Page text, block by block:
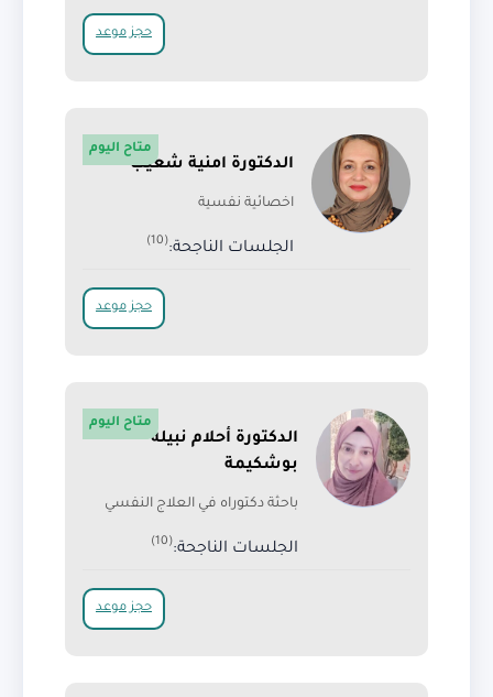
حجز موعد
الدكتورة امنية شعيب
اخصائية نفسية
الجلسات الناجحة:(10)
متاح اليوم
حجز موعد
الدكتورة أحلام نبيلة
بوشكيمة
باحثة دكتوراه في العلاج النفسي
الجلسات الناجحة:(10)
متاح اليوم
حجز موعد